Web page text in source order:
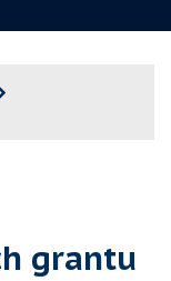
grantu